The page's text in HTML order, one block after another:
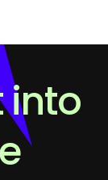
into